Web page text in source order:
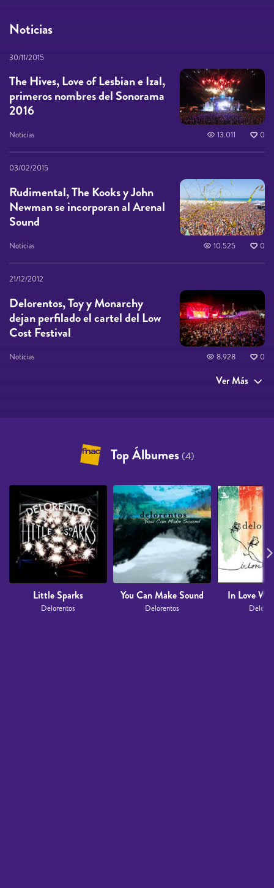
Noticias
30/11/2015
The Hives, Love of Lesbian e Izal,
primeros nombres del Sonorama
2016
Noticias 13.011 0
03/02/2015
Rudimental, The Kooks y John
Newman se incorporan al Arenal
Sound
Noticias 10.525 0
21/12/2012
Delorentos, Toy y Monarchy
dejan perfilado el cartel del Low
Cost Festival
Noticias 8.928 0
Ver Más
Top Álbumes (4)
Little Sparks
Delorentos
You Can Make Sound
Delorentos
In Love